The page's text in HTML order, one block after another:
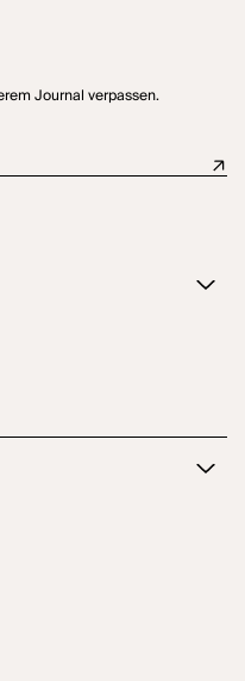
Journal verpassen.